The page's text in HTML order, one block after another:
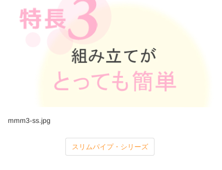
mmm3-ss.jpg
スリムパイプ・シリーズ